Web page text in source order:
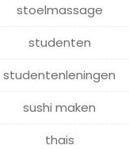
stoelmassage
studenten
studentenleningen
sushi maken
thais